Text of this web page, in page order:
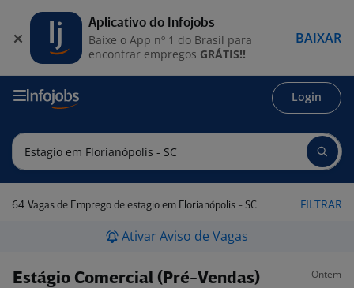
Login
64 Vagas de Emprego de estagio em Florianópolis - SC FILTRAR
Ativar Aviso de Vagas
Estágio Comercial (Pré-Vendas) Ontem
Aplicativo do Infojobs
Baixe o App nº 1 do Brasil para
encontrar empregos GRÁTIS!!
BAIXAR